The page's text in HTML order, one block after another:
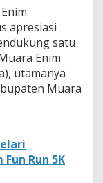
apresiasi
satu
Enim
utamanya
Muara
Run 5K